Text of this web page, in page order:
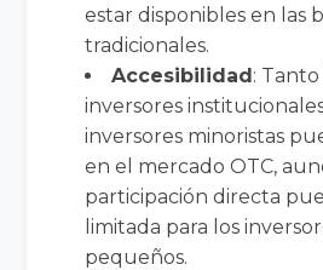
estar disponibles en las
tradicionales.
Accesibilidad:
inversores
inversores minoristas
en el mercado OTC,
participación directa
limitada para los
pequeños.